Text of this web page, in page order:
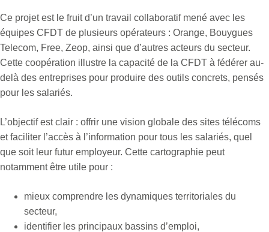
Ce projet est le fruit d’un travail collaboratif mené avec les
équipes CFDT de plusieurs opérateurs : Orange, Bouygues
Telecom, Free, Zeop, ainsi que d’autres acteurs du secteur.
Cette coopération illustre la capacité de la CFDT à fédérer au-
delà des entreprises pour produire des outils concrets, pensés
pour les salariés.
L’objectif est clair : offrir une vision globale des sites télécoms
et faciliter l’accès à l’information pour tous les salariés, quel
que soit leur futur employeur. Cette cartographie peut
notamment être utile pour :
mieux comprendre les dynamiques territoriales du
secteur,
identifier les principaux bassins d’emploi,